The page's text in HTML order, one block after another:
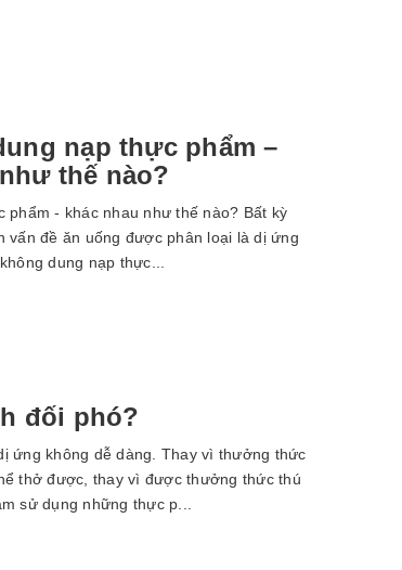
nạp thực phẩm –
thế nào?
phẩm - khác nhau như thế nào? Bất kỳ
vấn đề ăn uống được phân loại là dị ứng
dung nạp thực...
đối phó?
ứng không dễ dàng. Thay vì thưởng thức
thở được, thay vì được thưởng thức thú
sử dụng những thực p...